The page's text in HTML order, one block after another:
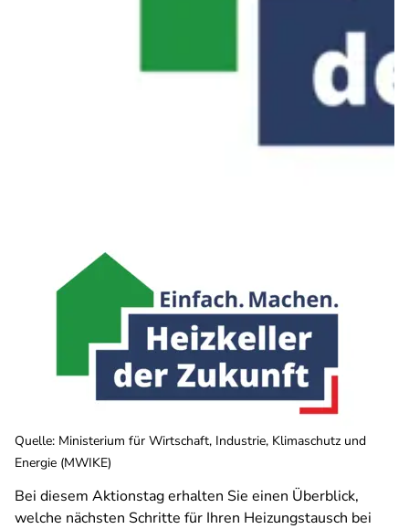
Quelle: Ministerium für Wirtschaft, Industrie, Klimaschutz und
Energie (MWIKE)
Bei diesem Aktionstag erhalten Sie einen Überblick,
welche nächsten Schritte für Ihren Heizungstausch bei